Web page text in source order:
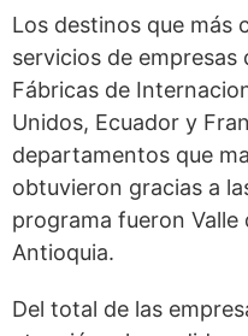
Los destinos que más
servicios de
Fábricas de
Unidos, Ecuador y
departamentos que
obtuvieron gracias a
programa fueron Valle
Antioquia.
Del total de las